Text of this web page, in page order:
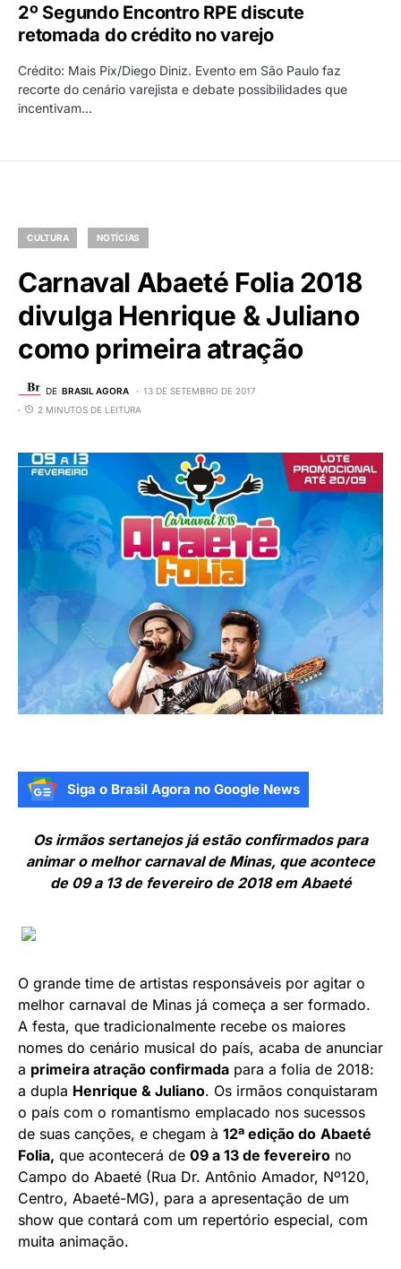
2º Segundo Encontro RPE discute
retomada do crédito no varejo
Crédito: Mais Pix/Diego Diniz. Evento em São Paulo faz
recorte do cenário varejista e debate possibilidades que
incentivam…
CULTURA NOTÍCIAS
Carnaval Abaeté Folia 2018
divulga Henrique & Juliano
como primeira atração
DE BRASIL AGORA
13 DE SETEMBRO DE 2017
2 MINUTOS DE LEITURA
Siga o Brasil Agora no Google News
Os irmãos sertanejos já estão confirmados para
animar o melhor carnaval de Minas, que acontece
de 09 a 13 de fevereiro de 2018 em Abaeté
O grande time de artistas responsáveis por agitar o
melhor carnaval de Minas já começa a ser formado.
A festa, que tradicionalmente recebe os maiores
nomes do cenário musical do país, acaba de anunciar
a primeira atração confirmada para a folia de 2018:
a dupla Henrique & Juliano. Os irmãos conquistaram
o país com o romantismo emplacado nos sucessos
de suas canções, e chegam à 12ª edição do Abaeté
Folia, que acontecerá de 09 a 13 de fevereiro no
Campo do Abaeté (Rua Dr. Antônio Amador, Nº120,
Centro, Abaeté-MG), para a apresentação de um
show que contará com um repertório especial, com
muita animação.